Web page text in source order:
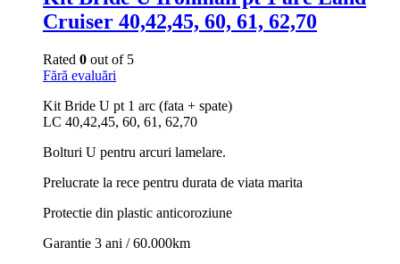
Cruiser 40,42,45, 60, 61, 62,70
Rated 0 out of 5
Fără evaluări
Kit Bride U pt 1 arc (fata + spate)
LC 40,42,45, 60, 61, 62,70
Bolturi U pentru arcuri lamelare.
Prelucrate la rece pentru durata de viata marita
Protectie din plastic anticoroziune
Garantie 3 ani / 60.000km